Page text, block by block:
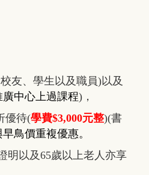
友、學生以及職員)以及
中心上過課程)，
優待(學費$3,000元整)(書
早鳥價重複優惠。
明以及65歲以上老人亦享